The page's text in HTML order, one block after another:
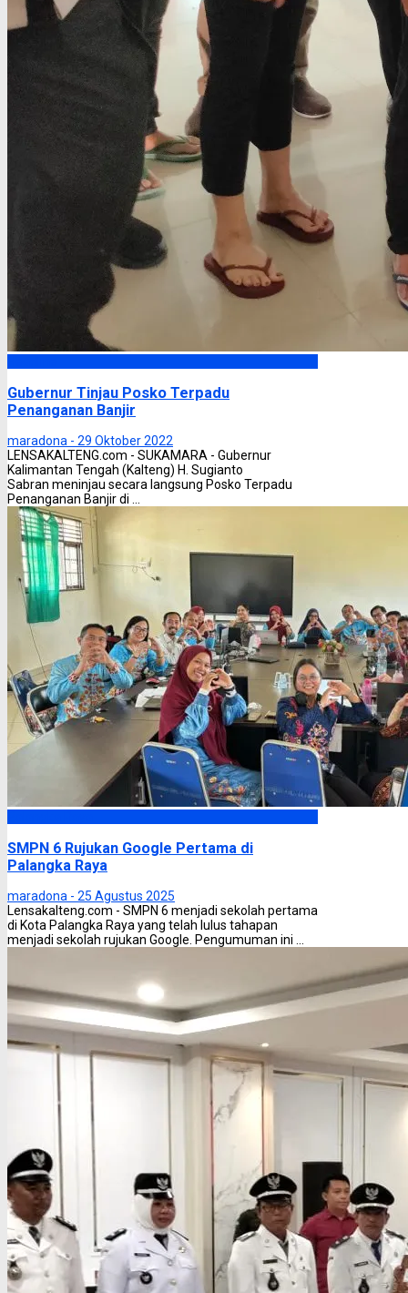
Gubernur Tinjau Posko Terpadu
Penanganan Banjir
maradona - 29 Oktober 2022
LENSAKALTENG.com - SUKAMARA - Gubernur
Kalimantan Tengah (Kalteng) H. Sugianto
Sabran meninjau secara langsung Posko Terpadu
Penanganan Banjir di ...
SMPN 6 Rujukan Google Pertama di
Palangka Raya
maradona - 25 Agustus 2025
Lensakalteng.com - SMPN 6 menjadi sekolah pertama
di Kota Palangka Raya yang telah lulus tahapan
menjadi sekolah rujukan Google. Pengumuman ini ...